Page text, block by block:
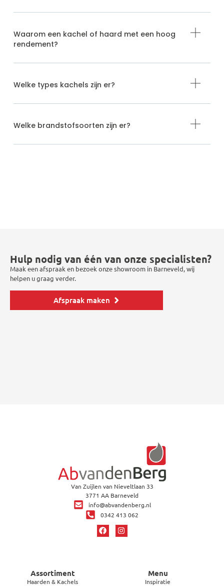
Waarom een kachel of haard met een hoog
rendement?
Welke types kachels zijn er?
Welke brandstofsoorten zijn er?
Hulp nodig van één van onze specialisten?
Maak een afspraak en bezoek onze showroom in Barneveld, wij
helpen u graag verder.
Afspraak maken
Van Zuijlen van Nieveltlaan 33
3771 AA Barneveld
info@abvandenberg.nl
0342 413 062
Assortiment
Haarden & Kachels
Menu
Inspiratie